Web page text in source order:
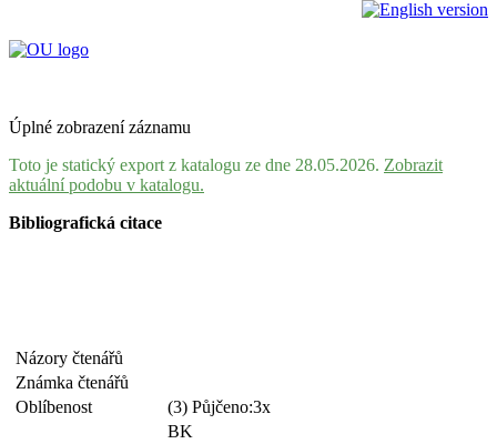
Úplné zobrazení záznamu
Toto je statický export z katalogu ze dne 28.05.2026. Zobrazit
aktuální podobu v katalogu.
Bibliografická citace
Názory čtenářů
Známka čtenářů
Oblíbenost
(3) Půjčeno:3x
BK